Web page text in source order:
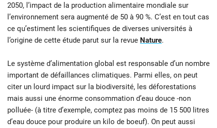
2050, l’impact de la production alimentaire mondiale sur
l’environnement sera augmenté de 50 à 90 %. C’est en tout cas
ce qu’estiment les scientifiques de diverses universités à
l’origine de cette étude parut sur la revue Nature.
Le système d’alimentation global est responsable d’un nombre
important de défaillances climatiques. Parmi elles, on peut
citer un lourd impact sur la biodiversité, les déforestations
mais aussi une énorme consommation d’eau douce -non
polluée- (à titre d’exemple, comptez pas moins de 15 500 litres
d’eau douce pour produire un kilo de boeuf). On peut aussi